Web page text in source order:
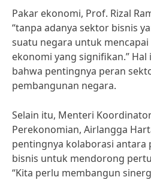
Pakar ekonomi, Prof. Rizal
“tanpa adanya sektor bisnis
suatu negara untuk
ekonomi yang signifikan.”
bahwa pentingnya peran
pembangunan negara.
Selain itu, Menteri
Perekonomian, Airlangga
pentingnya kolaborasi
bisnis untuk mendorong
“Kita perlu membangun